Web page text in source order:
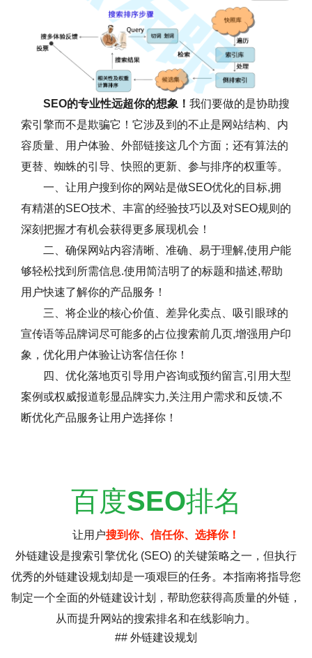
SEO的专业性远超你的想象！ 我们要做的是协助搜
索引擎而不是欺骗它！它涉及到的不止是网站结构、内
容质量、用户体验、外部链接这几个方面；还有算法的
更替、蜘蛛的引导、快照的更新、参与排序的权重等。
一、让用户搜到你的网站是做SEO优化的目标,拥
有精湛的SEO技术、丰富的经验技巧以及对SEO规则的
深刻把握才有机会获得更多展现机会！
二、确保网站内容清晰、准确、易于理解,使用户能
够轻松找到所需信息.使用简洁明了的标题和描述,帮助
用户快速了解你的产品服务！
三、将企业的核心价值、差异化卖点、吸引眼球的
宣传语等品牌词尽可能多的占位搜索前几页,增强用户印
象，优化用户体验让访客信任你！
四、优化落地页引导用户咨询或预约留言,引用大型
案例或权威报道彰显品牌实力,关注用户需求和反馈,不
断优化产品服务让用户选择你！
百度SEO排名
让用户搜到你、信任你、选择你！
外链建设是搜索引擎优化 (SEO) 的关键策略之一，但执行
优秀的外链建设规划却是一项艰巨的任务。本指南将指导您
制定一个全面的外链建设计划，帮助您获得高质量的外链，
从而提升网站的搜索排名和在线影响力。
## 外链建设规划